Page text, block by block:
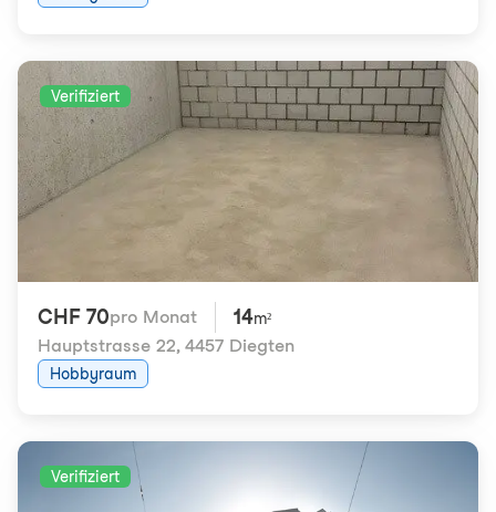
Verifiziert
CHF 70pro Monat 14m²
Hauptstrasse 22, 4457 Diegten
Hobbyraum
Verifiziert